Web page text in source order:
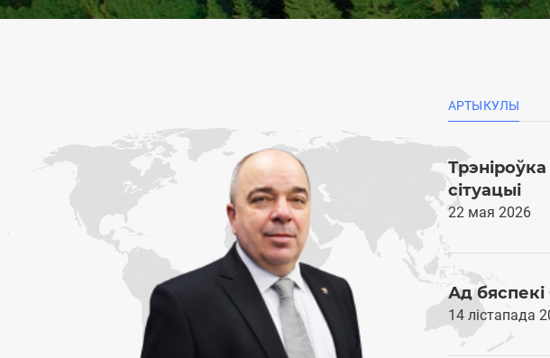
AРТЫКУЛЫ
(АКТЫЎНЫ
сітуацыі
22 мая 2026
Ад
14 лістапада